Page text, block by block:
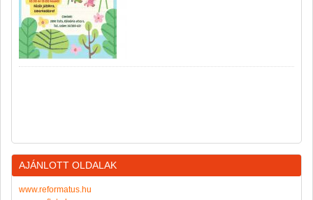
AJÁNLOTT OLDALAK
www.reformatus.hu